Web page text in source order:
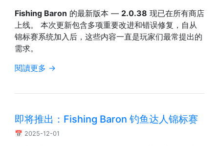
Fishing Baron 的最新版本 — 2.0.38 现已在所有商店
上线。 本次更新包含多项重要改进和错误修复，自从
锦标赛系统加入后，这些内容一直是玩家们最常提出的
需求。
閱讀更多 →
即将推出：Fishing Baron 钓鱼达人锦标赛
📅 2025-12-01